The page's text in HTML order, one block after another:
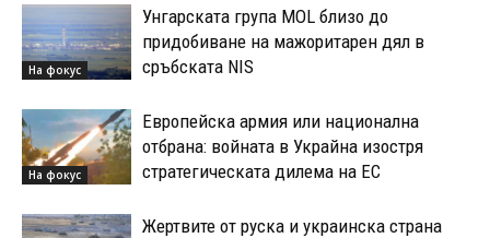
На фокус
Унгарската група MOL близо до
придобиване на мажоритарен дял в
сръбската NIS
На фокус
Европейска армия или национална
отбрана: войната в Украйна изостря
стратегическата дилема на ЕС
Жертвите от руска и украинска страна